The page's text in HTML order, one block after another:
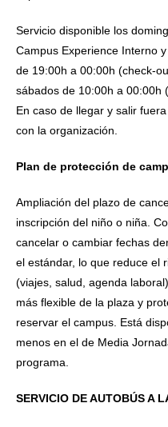
Servicio disponible los
Campus Experience Interno
de 19:00h a 00:00h (check-
sábados de 10:00h a 00:00h
En caso de llegar y salir
con la organización.
Plan de protección de
Ampliación del plazo de
inscripción del niño o niña.
cancelar o cambiar fechas
el estándar, lo que reduce el
(viajes, salud, agenda
más flexible de la plaza y
reservar el campus. Está
menos en el de Media
programa.
SERVICIO DE AUTOBÚS A